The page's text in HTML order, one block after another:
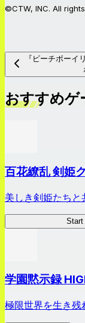
©CTW, INC. All
『ピーチボーイ
おすすめゲ
百花繚乱 剣姫
美しき剣姫たち
Start
学園黙示録
極限世界を生き残